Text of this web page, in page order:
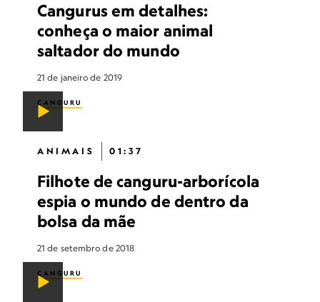
Cangurus em detalhes:
conheça o maior animal
saltador do mundo
21 de janeiro de 2019
CANGURU
ANIMAIS 01:37
Filhote de canguru-arborícola
espia o mundo de dentro da
bolsa da mãe
21 de setembro de 2018
CANGURU